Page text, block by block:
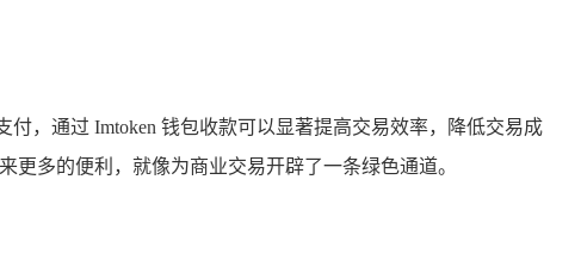
，通过 Imtoken 钱包收款可以显著提高交易效率，降低交易成
多的便利，就像为商业交易开辟了一条绿色通道。